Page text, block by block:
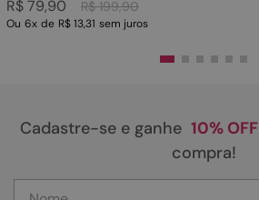
R$ 199,90
R$79,90
Ou 6x de R$ 13,31 sem juros
Cadastre-se e ganhe 10% OFF
compra!